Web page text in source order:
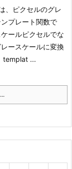
、ピクセルのグレ
プレート関数で
ールピクセルでな
ースケールに変換
templat ...